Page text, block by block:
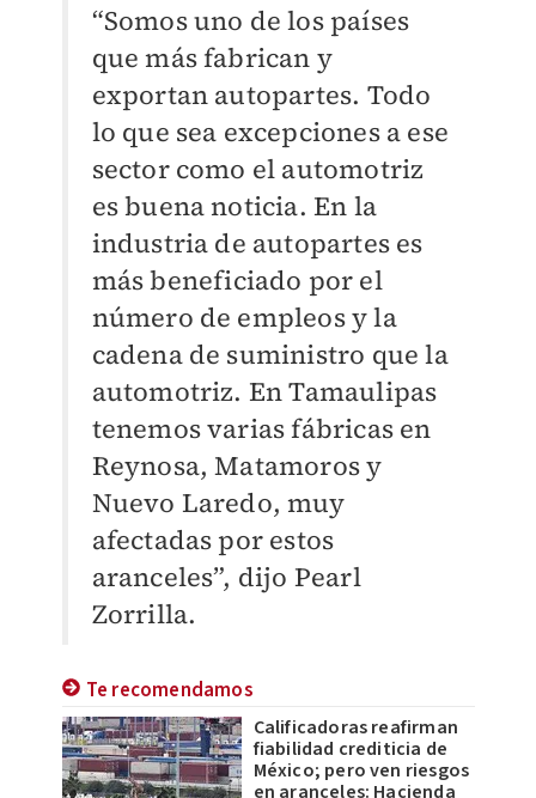
“Somos uno de los países
que más fabrican y
exportan autopartes. Todo
lo que sea excepciones a ese
sector como el automotriz
es buena noticia. En la
industria de autopartes es
más beneficiado por el
número de empleos y la
cadena de suministro que la
automotriz. En Tamaulipas
tenemos varias fábricas en
Reynosa, Matamoros y
Nuevo Laredo, muy
afectadas por estos
aranceles”, dijo Pearl
Zorrilla.
Te recomendamos
Calificadoras reafirman
fiabilidad crediticia de
México; pero ven riesgos
en aranceles: Hacienda